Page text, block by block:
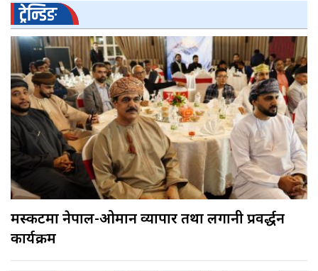
ट्रेन्डिङ
मस्कटमा नेपाल-ओमान व्यापार तथा लगानी प्रवर्द्धन
कार्यक्रम